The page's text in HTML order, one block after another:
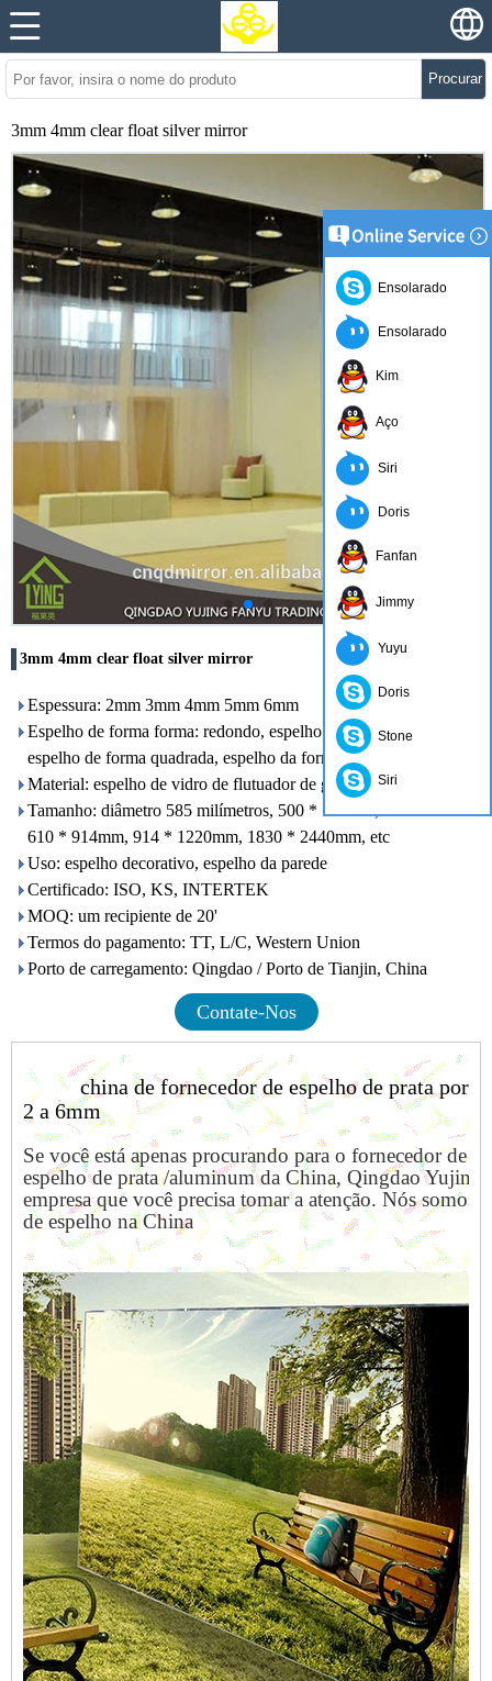
Procurar
3mm 4mm clear float silver mirror
3mm 4mm clear float silver mirror
Espessura: 2mm 3mm 4mm 5mm 6mm
Espelho de forma forma: redondo, espelho de forma oval,
espelho de forma quadrada, espelho da forma de S, etc
Material: espelho de vidro de flutuador de grau
Tamanho: diâmetro 585 milímetros, 500 * 700mm,
610 * 914mm, 914 * 1220mm, 1830 * 2440mm, etc
Uso: espelho decorativo, espelho da parede
Certificado: ISO, KS, INTERTEK
MOQ: um recipiente de 20'
Termos do pagamento: TT, L/C, Western Union
Porto de carregamento: Qingdao / Porto de Tianjin, China
Contate-Nos
china de fornecedor de espelho de prata por
2 a 6mm
Se você está apenas procurando para o fornecedor de
espelho de prata /aluminum da China, Qingdao Yujing
empresa que você precisa tomar a atenção. Nós somos
de espelho na China
Ensolarado
Ensolarado
Kim
Aço
Siri
Doris
Fanfan
Jimmy
Yuyu
Doris
Stone
Siri